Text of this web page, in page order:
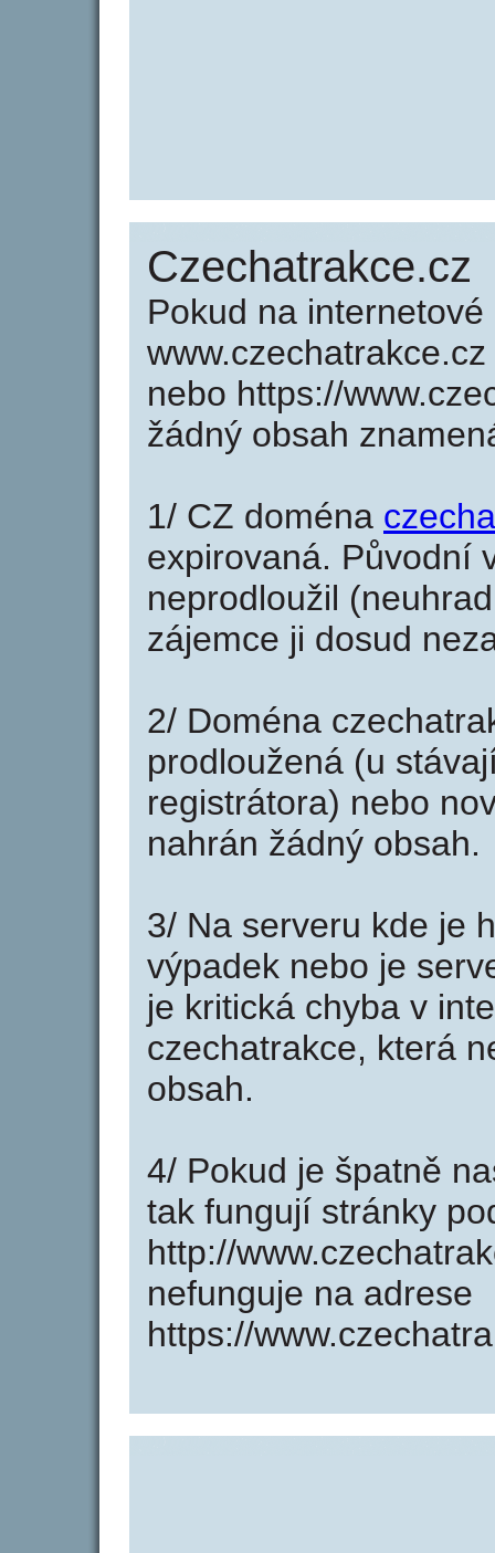
Czechatrakce.cz
Pokud na internetové
nebo https://
žádný obsah
1/ CZ doména
expirovaná. Původní
neprodloužil
zájemce ji dosud
2/ Doména
prodloužená (u
registrátora) nebo
nahrán žádný obsah.
3/ Na serveru kde je
výpadek nebo je
je kritická chyba v
czechatrakce, která
obsah.
4/ Pokud je špatně
tak fungují stránky
http://
nefunguje na adrese
https://